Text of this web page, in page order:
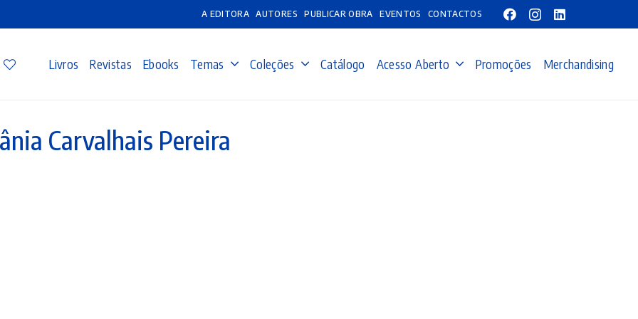
A EDITORA AUTORES PUBLICAR OBRA EVENTOS CONTACTOS
Livros Revistas Ebooks Temas Coleções Catálogo Acesso Aberto Promoções Merchandising
Carvalhais Pereira